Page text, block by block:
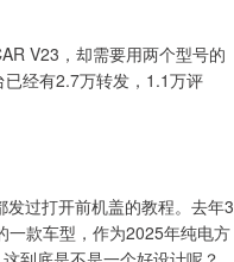
V23，却需要用两个型号的
经有2.7万转发，1.1万评
过打开前机盖的教程。去年3
一款车型，作为2025年纯电方